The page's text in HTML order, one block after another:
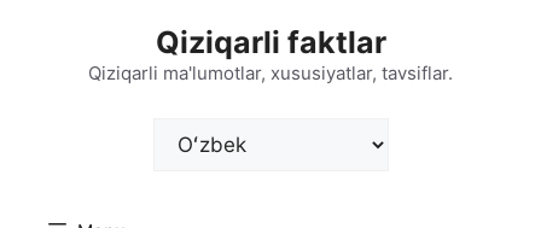
Qiziqarli faktlar
Qiziqarli ma'lumotlar, xususiyatlar, tavsiflar.
Choose